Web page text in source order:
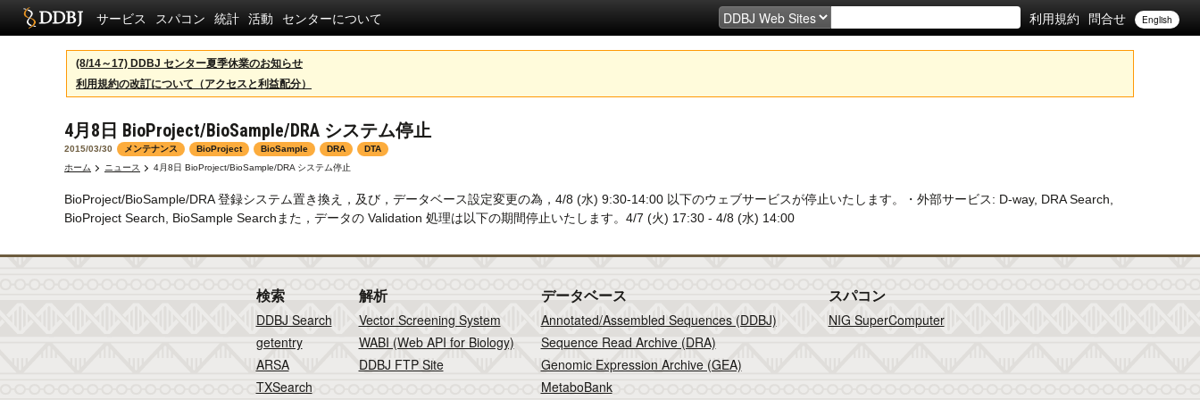
サービス スパコン 統計 活動 センターについて 利用規約 問合せ English
(8/14～17) DDBJ センター夏季休業のお知らせ
利用規約の改訂について（アクセスと利益配分）
4月8日 BioProject/BioSample/DRA システム停止
2015/03/30 メンテナンス BioProject BioSample DRA
DTA
ホーム
ニュース 4月8日 BioProject/BioSample/DRA システム停止
BioProject/BioSample/DRA 登録システム置き換え，及び，データベース設定変更の為，4/8 (水) 9:30-14:00 以下のウェブサービスが停止いたします。・外部サービス: D-way, DRA Search,
BioProject Search, BioSample Searchまた，データの Validation 処理は以下の期間停止いたします。4/7 (火) 17:30 - 4/8 (水) 14:00
検索
DDBJ Search
getentry
ARSA
TXSearch
解析
Vector Screening System
WABI (Web API for Biology)
DDBJ FTP Site
データベース
Annotated/Assembled Sequences (DDBJ)
Sequence Read Archive (DRA)
Genomic Expression Archive (GEA)
MetaboBank
スパコン
NIG SuperComputer